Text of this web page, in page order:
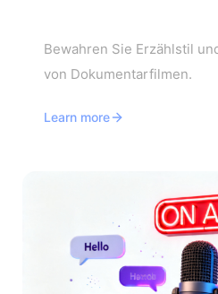
Bewahren Sie Erzählstil
von Dokumentarfilmen.
Learn more